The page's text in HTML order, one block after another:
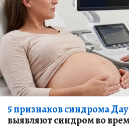
5 признаков синдрома
выявляют синдром во